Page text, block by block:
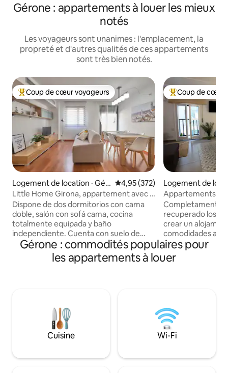
Gérone : appartements à louer les mieux
notés
Les voyageurs sont unanimes : l'emplacement, la
propreté et d'autres qualités de ces appartements
sont très bien notés.
Coup de cœur voyageurs parmi les plus aimés
Coup de cœur voyageurs
Logement de location · Gér
one
Note moyenne de 4,95 sur 5,
4,95 (372)
Little Home Girona, appartement avec 2
lits rm3
Dispone de dos dormitorios con cama
doble, salón con sofá cama, cocina
totalmente equipada y baño
independiente. Cuenta con suelo de
parquet, aire acondicionado, calefacción
y ascensor. Ideal para familias o grupos
pequeños que quieran disfrutar de
individuales de 90x200, sala de estar-
comedor con sofá cama de 140cm x
200cm y TV HD 40" pantalla plana, con
un pequeño balcón. La cocina
inducción 2 fuegos, horno, microondas,
Coup de cœur
Coup de cœur
Logement de
one
Appartements
familial
Completamente
recuperado los
crear un
comodidades
alojamiento a
estrecha, es un
Piso completo en
habitación con
y una cama nido
sofá. El lavabo se encuentra dentro de la
misma
secadora. - La
Gérone : commodités populaires pour
les appartements à louer
Cuisine Wi-Fi